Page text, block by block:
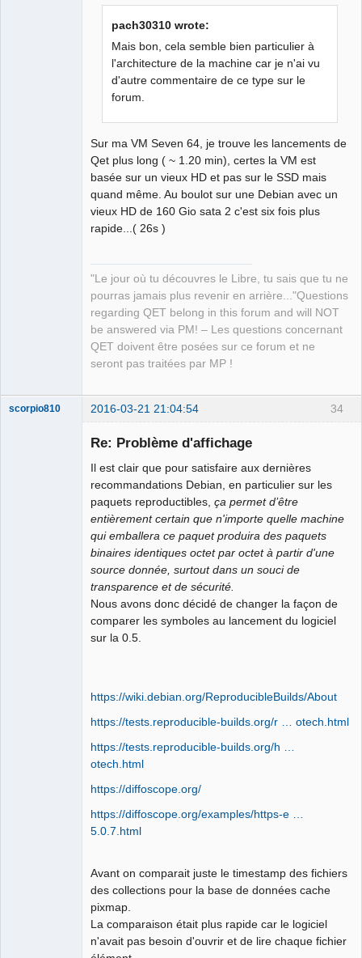
pach30310 wrote:
Mais bon, cela semble bien particulier à
l'architecture de la machine car je n'ai vu
d'autre commentaire de ce type sur le
forum.
Sur ma VM Seven 64, je trouve les lancements de
Qet plus long ( ~ 1.20 min), certes la VM est
basée sur un vieux HD et pas sur le SSD mais
quand même. Au boulot sur une Debian avec un
vieux HD de 160 Gio sata 2 c'est six fois plus
rapide...( 26s )
"Le jour où tu découvres le Libre, tu sais que tu ne
pourras jamais plus revenir en arrière..."Questions
regarding QET belong in this forum and will NOT
be answered via PM! – Les questions concernant
QET doivent être posées sur ce forum et ne
seront pas traitées par MP !
34
scorpio810 2016-03-21 21:04:54
Re: Problème d'affichage
Il est clair que pour satisfaire aux dernières
recommandations Debian, en particulier sur les
paquets reproductibles, ça permet d’être
entièrement certain que n'importe quelle machine
qui emballera ce paquet produira des paquets
binaires identiques octet par octet à partir d'une
source donnée, surtout dans un souci de
transparence et de sécurité.
Nous avons donc décidé de changer la façon de
comparer les symboles au lancement du logiciel
sur la 0.5.
https://wiki.debian.org/ReproducibleBuilds/About
https://tests.reproducible-builds.org/r … otech.html
https://tests.reproducible-builds.org/h …
otech.html
https://diffoscope.org/
https://diffoscope.org/examples/https-e …
5.0.7.html
Avant on comparait juste le timestamp des fichiers
des collections pour la base de données cache
pixmap.
La comparaison était plus rapide car le logiciel
n'avait pas besoin d'ouvrir et de lire chaque fichier